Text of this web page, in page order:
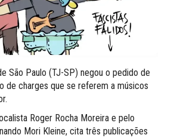
São Paulo (TJ-SP) negou o pedido de
de charges que se referem a músicos
Roger Rocha Moreira e pelo
Mori Kleine, cita três publicações